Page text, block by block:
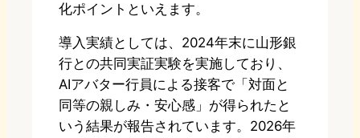
化ポイントといえます。
導入実績としては、2024年末に山形銀
行との共同実証実験を実施しており、
AIアバター行員による接客で「対面と
同等の親しみ・安心感」が得られたと
いう結果が報告されています。2026年